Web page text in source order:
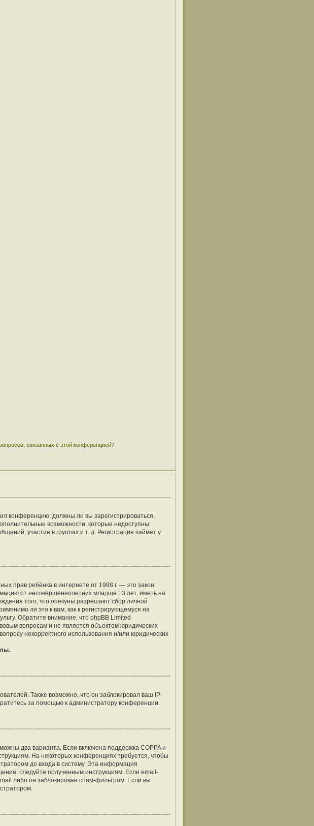
связанных с этой конференцией?
конференцию: должны ли вы зарегистрироваться,
возможности, которые недоступны
участие в группах и т. д. Регистрация займёт у
прав ребёнка в интернете от 1998 г. — это закон
от несовершеннолетних младше 13 лет, иметь на
того, что опекуны разрешают сбор личной
ли это к вам, как к регистрирующемуся на
Обратите внимание, что phpBB Limited
вопросам и не является объектом юридических
некорректного использования и/или юридических
.
Также возможно, что он заблокировал ваш IP-
за помощью к администратору конференции.
два варианта. Если включена поддержка COPPA и
На некоторых конференциях требуется, чтобы
до входа в систему. Эта информация
следуйте полученным инструкциям. Если email-
либо он заблокирован спам-фильтром. Если вы